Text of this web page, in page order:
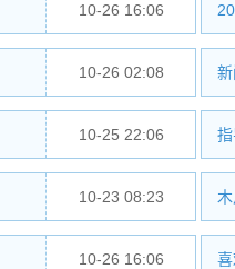
10-26 16:06
10-26 02:08
10-25 22:06
10-23 08:23
10-26 16:06